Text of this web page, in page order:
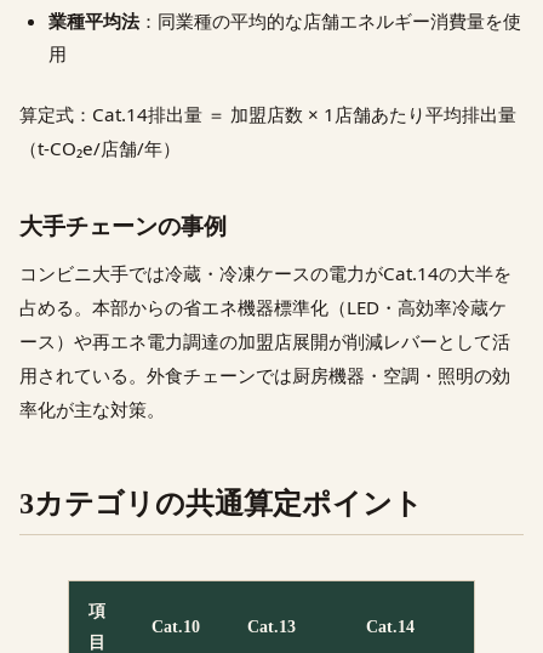
業種平均法：同業種の平均的な店舗エネルギー消費量を使
用
算定式：Cat.14排出量 ＝ 加盟店数 × 1店舗あたり平均排出量
（t-CO₂e/店舗/年）
大手チェーンの事例
コンビニ大手では冷蔵・冷凍ケースの電力がCat.14の大半を
占める。本部からの省エネ機器標準化（LED・高効率冷蔵ケ
ース）や再エネ電力調達の加盟店展開が削減レバーとして活
用されている。外食チェーンでは厨房機器・空調・照明の効
率化が主な対策。
3カテゴリの共通算定ポイント
項
目
Cat.10 Cat.13 Cat.14